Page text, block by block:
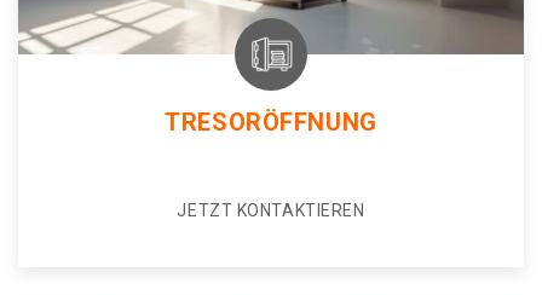
TRESORÖFFNUNG
JETZT KONTAKTIEREN